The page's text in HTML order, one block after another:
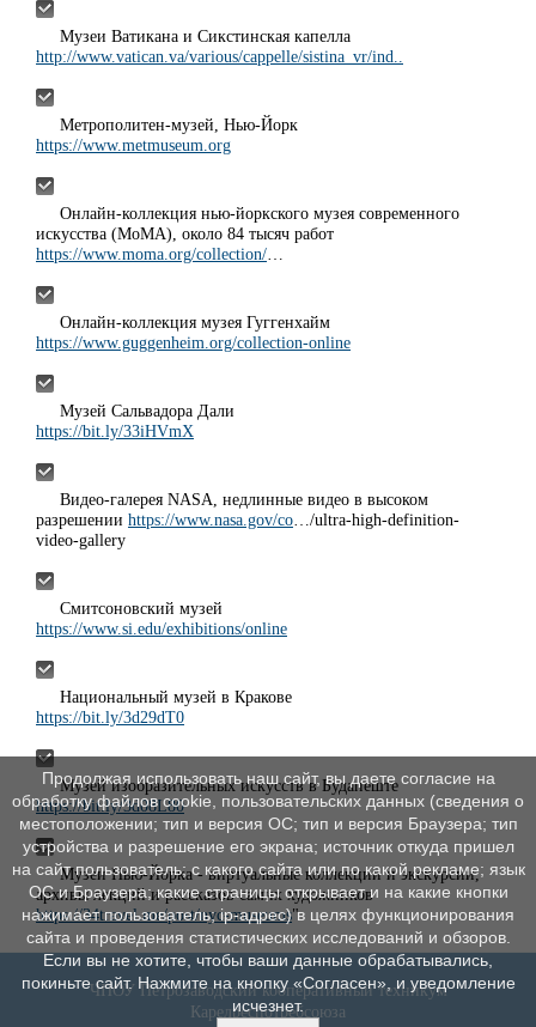
Музеи Ватикана и Сикстинская капелла
http://www.vatican.va/various/cappelle/sistina_vr/ind..
Метрополитен-музей, Нью-Йорк
https://www.metmuseum.org
Онлайн-коллекция нью-йоркского музея современного
искусства (МоМА), около 84 тысяч работ
https://www.moma.org/collection/…
Онлайн-коллекция музея Гуггенхайм
https://www.guggenheim.org/collection-online
Музей Сальвадора Дали
https://bit.ly/33iHVmX
Видео-галерея NASA, недлинные видео в высоком
разрешении https://www.nasa.gov/co…/ultra-high-definition-
video-gallery
Смитсоновский музей
https://www.si.edu/exhibitions/online
Национальный музей в Кракове
https://bit.ly/3d29dT0
Музей изобразительных искусств в Будапеште
https://bit.ly/3d08L80
Музеи Нью-Йорка - виртуальные коллекции и экскурсии,
архивы лекций и рассказов самих художников
https://34travel.me/post/nyc-museums"
ЧПОУ Петрозаводский кооперативный техникум
Карелреспотребсоюза
Продолжая использовать наш сайт, вы даете согласие на
обработку файлов cookie, пользовательских данных (сведения о
местоположении; тип и версия ОС; тип и версия Браузера; тип
устройства и разрешение его экрана; источник откуда пришел
на сайт пользователь; с какого сайта или по какой рекламе; язык
ОС и Браузера; какие страницы открывает и на какие кнопки
нажимает пользователь; ip-адрес) в целях функционирования
сайта и проведения статистических исследований и обзоров.
Если вы не хотите, чтобы ваши данные обрабатывались,
покиньте сайт. Нажмите на кнопку «Согласен», и уведомление
исчезнет.